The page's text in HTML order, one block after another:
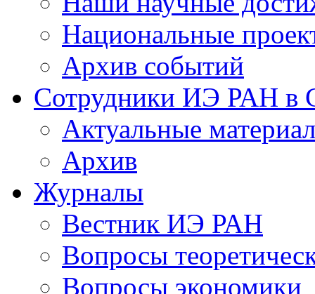
Национальные
Архив событий
Сотрудники ИЭ РАН
Актуальные
Архив
Журналы
Вестник ИЭ РАН
Вопросы
Вопросы экономики